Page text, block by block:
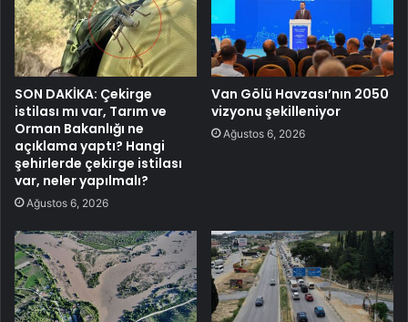
SON DAKİKA: Çekirge
istilası mı var, Tarım ve
Orman Bakanlığı ne
açıklama yaptı? Hangi
şehirlerde çekirge istilası
var, neler yapılmalı?
Ağustos 6, 2026
Van Gölü Havzası’nın 2050
vizyonu şekilleniyor
Ağustos 6, 2026